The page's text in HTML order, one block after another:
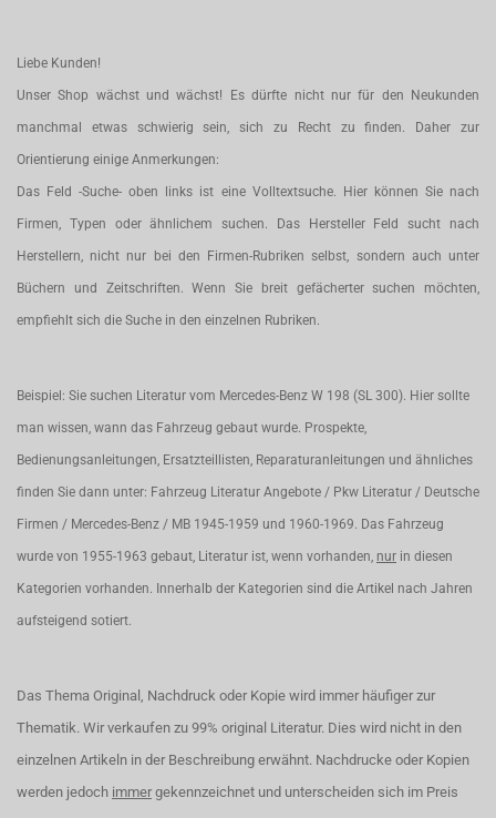
Liebe Kunden!
Unser Shop wächst und wächst! Es dürfte nicht nur für den Neukunden
manchmal etwas schwierig sein, sich zu Recht zu finden. Daher zur
Orientierung einige Anmerkungen:
Das Feld -Suche- oben links ist eine Volltextsuche. Hier können Sie nach
Firmen, Typen oder ähnlichem suchen. Das Hersteller Feld sucht nach
Herstellern, nicht nur bei den Firmen-Rubriken selbst, sondern auch unter
Büchern und Zeitschriften. Wenn Sie breit gefächerter suchen möchten,
empfiehlt sich die Suche in den einzelnen Rubriken.
Beispiel: Sie suchen Literatur vom Mercedes-Benz W 198 (SL 300). Hier sollte
man wissen, wann das Fahrzeug gebaut wurde. Prospekte,
Bedienungsanleitungen, Ersatzteillisten, Reparaturanleitungen und ähnliches
finden Sie dann unter: Fahrzeug Literatur Angebote / Pkw Literatur / Deutsche
Firmen / Mercedes-Benz / MB 1945-1959 und 1960-1969. Das Fahrzeug
wurde von 1955-1963 gebaut, Literatur ist, wenn vorhanden, nur in diesen
Kategorien vorhanden. Innerhalb der Kategorien sind die Artikel nach Jahren
aufsteigend sotiert.
Das Thema Original, Nachdruck oder Kopie wird immer häufiger zur
Thematik. Wir verkaufen zu 99% original Literatur. Dies wird nicht in den
einzelnen Artikeln in der Beschreibung erwähnt. Nachdrucke oder Kopien
werden jedoch immer gekennzeichnet und unterscheiden sich im Preis